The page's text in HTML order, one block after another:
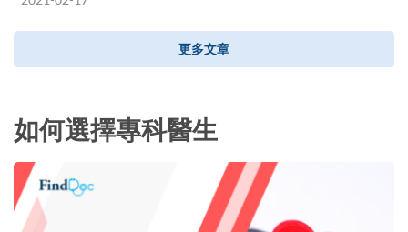
更多文章
如何選擇專科醫生